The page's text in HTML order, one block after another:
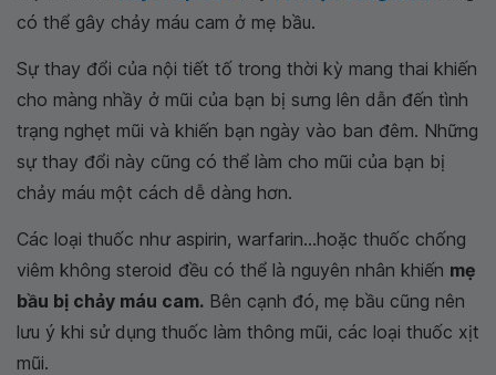
có thể gây chảy máu cam ở mẹ bầu.
Sự thay đổi của nội tiết tố trong thời kỳ mang thai khiến
cho màng nhầy ở mũi của bạn bị sưng lên dẫn đến tình
trạng nghẹt mũi và khiến bạn ngày vào ban đêm. Những
sự thay đổi này cũng có thể làm cho mũi của bạn bị
chảy máu một cách dễ dàng hơn.
Các loại thuốc như aspirin, warfarin...hoặc thuốc chống
viêm không steroid đều có thể là nguyên nhân khiến mẹ
bầu bị chảy máu cam. Bên cạnh đó, mẹ bầu cũng nên
lưu ý khi sử dụng thuốc làm thông mũi, các loại thuốc xịt
mũi.